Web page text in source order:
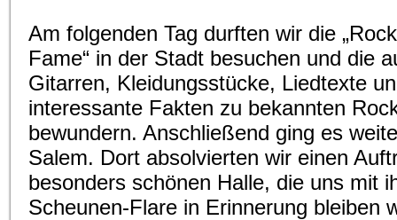
Am folgenden Tag durften wir die
Fame“ in der Stadt besuchen und die
Gitarren, Kleidungsstücke, Liedtexte
interessante Fakten zu bekannten
bewundern. Anschließend ging es
Salem. Dort absolvierten wir einen
besonders schönen Halle, die uns mit
Scheunen-Flare in Erinnerung bleiben